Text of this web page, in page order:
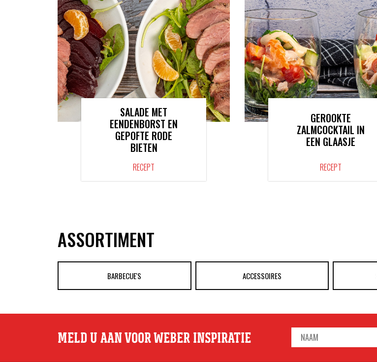
SALADE MET
EENDENBORST EN
GEPOFTE RODE
BIETEN
RECEPT
GEROOKTE
ZALMCOCKTAIL IN
EEN GLAASJE
RECEPT
ASSORTIMENT
BARBECUE'S ACCESSOIRES
MELD U AAN VOOR WEBER INSPIRATIE